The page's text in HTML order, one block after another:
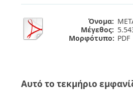
Όνομα:
Μέγεθος:
Μορφότυπο: PDF
Αυτό το τεκμήριο